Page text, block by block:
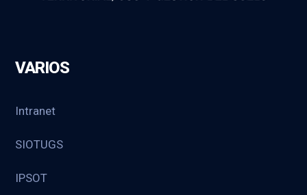
VARIOS
Intranet
SIOTUGS
IPSOT